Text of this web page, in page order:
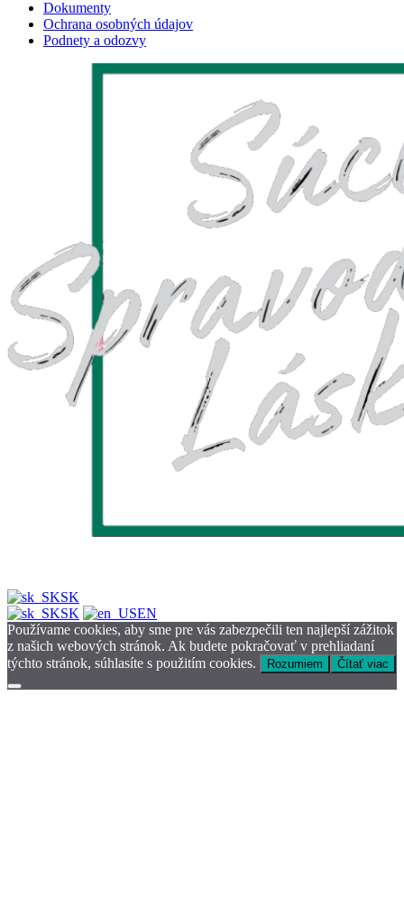
Dokumenty
Ochrana osobných údajov
Podnety a odozvy
SK
SK
EN
Používame cookies, aby sme pre vás zabezpečili ten najlepší zážitok
z našich webových stránok. Ak budete pokračovať v prehliadaní
týchto stránok, súhlasíte s použitím cookies.
Rozumiem Čítať viac